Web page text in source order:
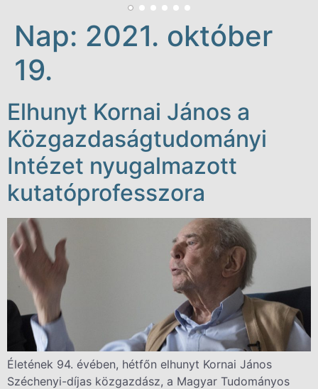
Nap: 2021. október
19.
Elhunyt Kornai János a
Közgazdaságtudományi
Intézet nyugalmazott
kutatóprofesszora
Életének 94. évében, hétfőn elhunyt Kornai János
Széchenyi-díjas közgazdász, a Magyar Tudományos